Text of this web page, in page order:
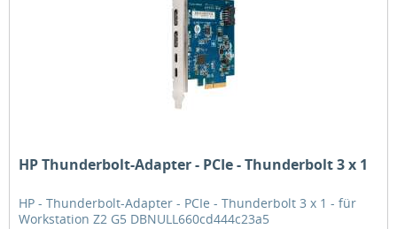
HP Thunderbolt-Adapter - PCIe - Thunderbolt 3 x 1
HP - Thunderbolt-Adapter - PCIe - Thunderbolt 3 x 1 - für
Workstation Z2 G5 DBNULL660cd444c23a5